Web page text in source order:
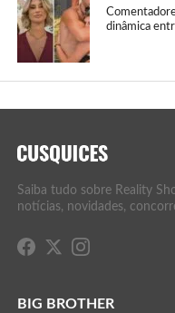
dinâmica
Saiba tudo sobre Reality
notícias, novidades,
BIG BROTHER